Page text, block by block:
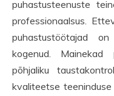
puhastusteenuste
professionaalsus.
puhastustöötajad
kogenud. Mainekad
põhjaliku
kvaliteetse